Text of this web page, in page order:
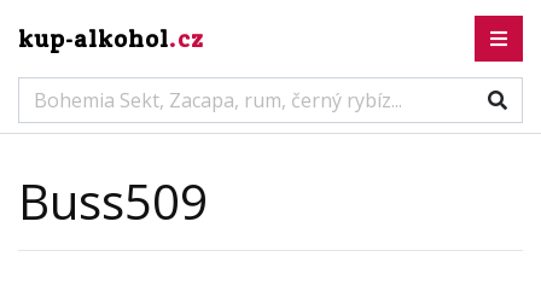
kup-alkohol.cz
Buss509